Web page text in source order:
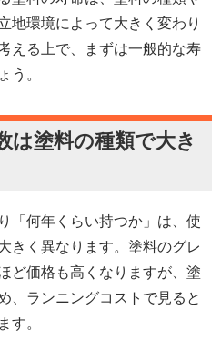
地環境によって大きく変わり
える上で、まずは一般的な寿
う。
は塗料の種類で大き
「何年くらい持つか」は、使
きく異なります。塗料のグレ
ど価格も高くなりますが、塗
、ランニングコストで見ると
す。